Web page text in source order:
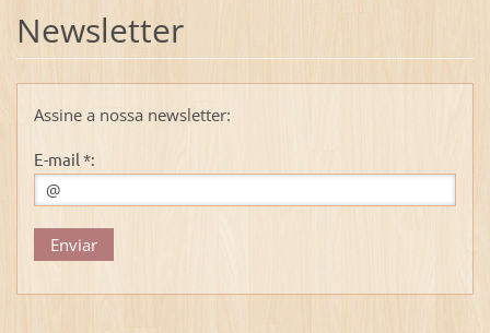
Newsletter
Assine a nossa newsletter:
E-mail *: